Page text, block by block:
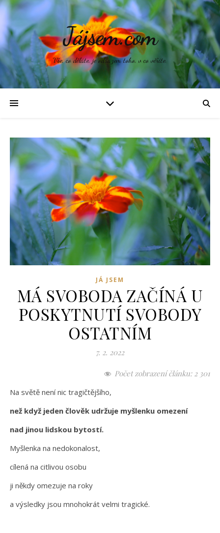
Jájsem.com
Vše, co děláte, je odrazem toho, v co věříte.
JÁ JSEM
MÁ SVOBODA ZAČÍNÁ U
POSKYTNUTÍ SVOBODY
OSTATNÍM
7. 2. 2022
Počet zobrazení článku: 2 301
Na světě není nic tragičtějšího,
než když jeden člověk udržuje myšlenku omezení
nad jinou lidskou bytostí.
Myšlenka na nedokonalost,
cílená na citlivou osobu
ji někdy omezuje na roky
a výsledky jsou mnohokrát velmi tragické.